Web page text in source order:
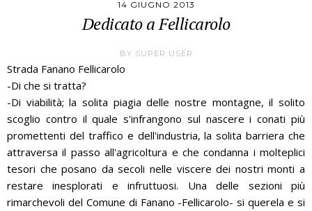
14 GIUGNO 2013
Dedicato a Fellicarolo
BY SUPER USER
Strada Fanano Fellicarolo
-Di che si tratta?
-Di viabilità; la solita piagia delle nostre montagne, il solito
scoglio contro il quale s'infrangono sul nascere i conati più
promettenti del traffico e dell'industria, la solita barriera che
attraversa il passo all'agricoltura e che condanna i molteplici
tesori che posano da secoli nelle viscere dei nostri monti a
restare inesplorati e infruttuosi. Una delle sezioni più
rimarchevoli del Comune di Fanano -Fellicarolo- si querela e si